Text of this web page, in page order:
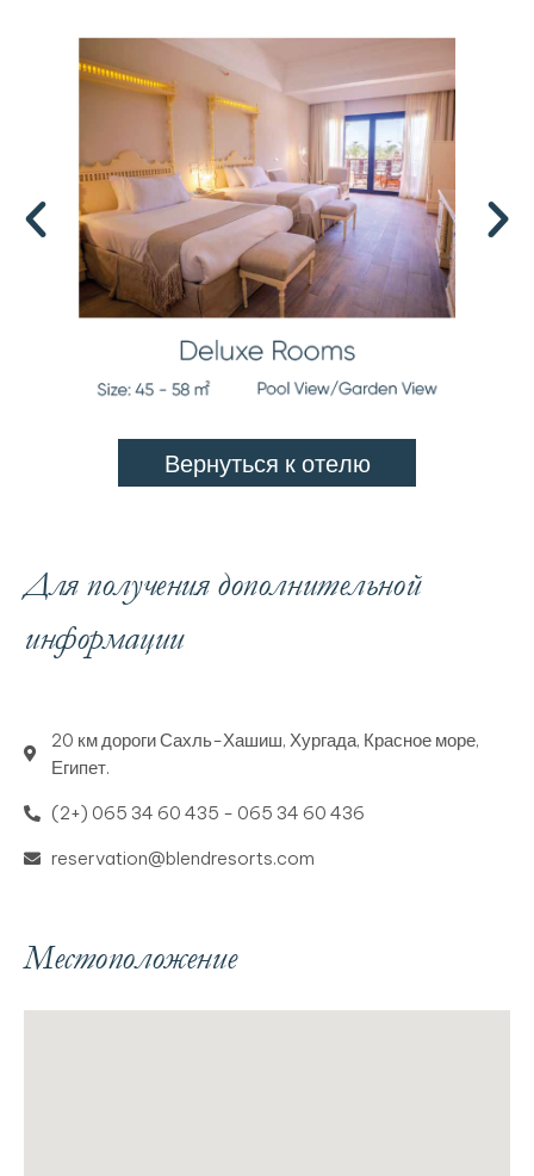
Вернуться к отелю
Для получения дополнительной
информации
20 км дороги Сахль-Хашиш, Хургада, Красное море,
Египет.
(2+) 065 34 60 435 - 065 34 60 436
reservation@blendresorts.com
Местоположение